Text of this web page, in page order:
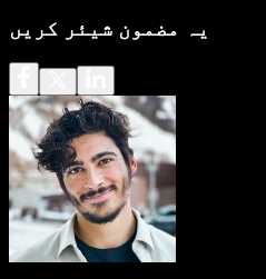
یہ مضمون شیئر کریں